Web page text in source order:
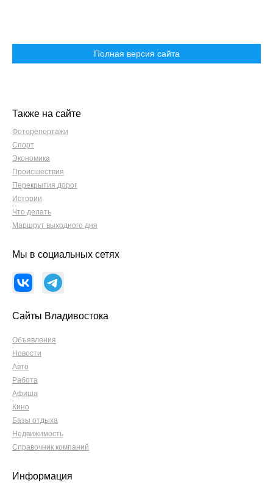
Полная версия сайта
Также на сайте
Фоторепортажи
Спорт
Экономика
Происшествия
Перекрытия дорог
Истории
Что делать
Маршрут выходного дня
Мы в социальных сетях
Сайты Владивостока
Объявления
Новости
Авто
Работа
Афиша
Кино
Базы отдыха
Недвижимость
Справочник компаний
Информация